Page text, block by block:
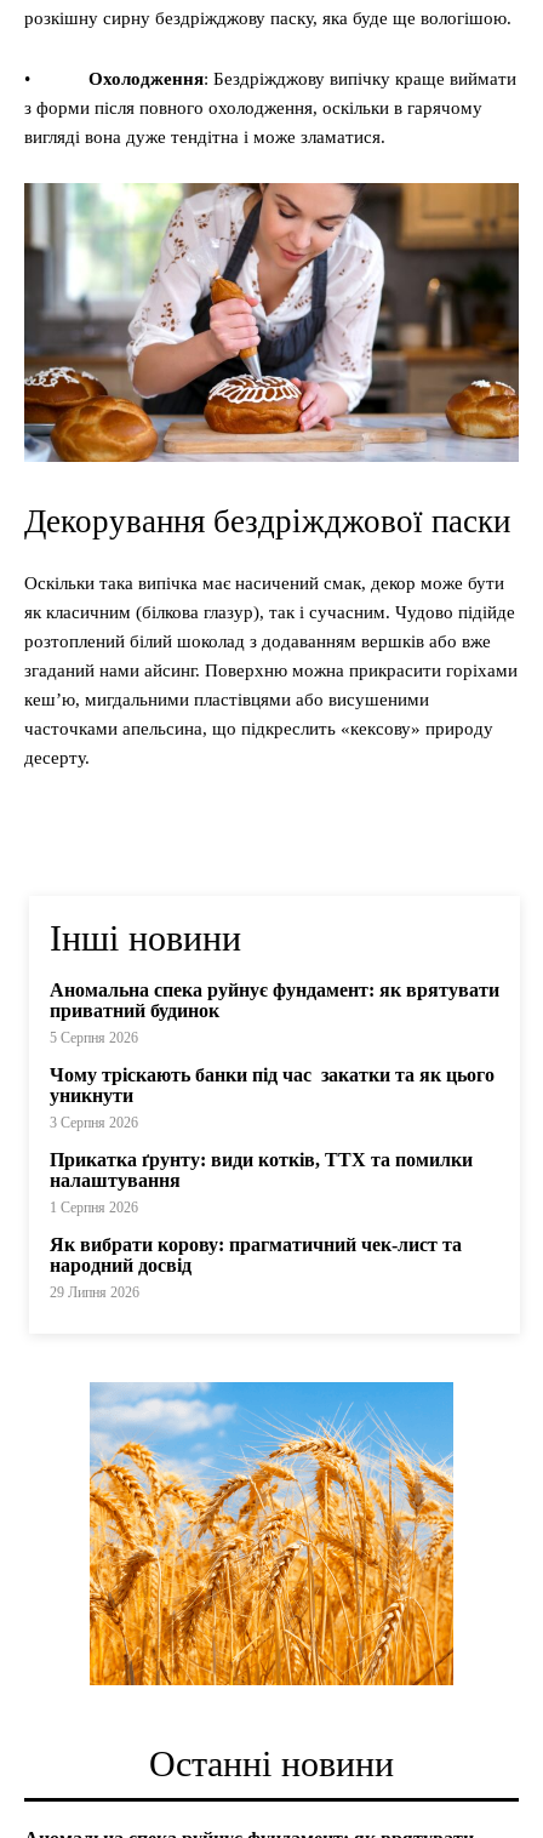
розкішну сирну бездріжджову паску, яка буде ще вологішою.
• Охолодження: Бездріжджову випічку краще виймати
з форми після повного охолодження, оскільки в гарячому
вигляді вона дуже тендітна і може зламатися.
Декорування бездріжджової паски
Оскільки така випічка має насичений смак, декор може бути
як класичним (білкова глазур), так і сучасним. Чудово підійде
розтоплений білий шоколад з додаванням вершків або вже
згаданий нами айсинг. Поверхню можна прикрасити горіхами
кеш’ю, мигдальними пластівцями або висушеними
часточками апельсина, що підкреслить «кексову» природу
десерту.
Інші новини
Аномальна спека руйнує фундамент: як врятувати
приватний будинок
5 Серпня 2026
Чому тріскають банки під час закатки та як цього
уникнути
3 Серпня 2026
Прикатка ґрунту: види котків, ТТХ та помилки
налаштування
1 Серпня 2026
Як вибрати корову: прагматичний чек-лист та
народний досвід
29 Липня 2026
Останні новини